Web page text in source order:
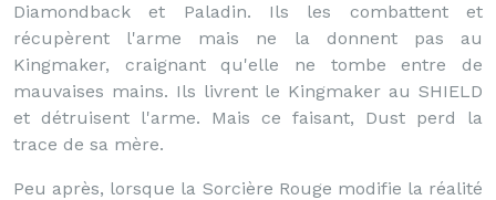
Diamondback et Paladin. Ils les combattent et
récupèrent l'arme mais ne la donnent pas au
Kingmaker, craignant qu'elle ne tombe entre de
mauvaises mains. Ils livrent le Kingmaker au SHIELD
et détruisent l'arme. Mais ce faisant, Dust perd la
trace de sa mère.
Peu après, lorsque la Sorcière Rouge modifie la réalité